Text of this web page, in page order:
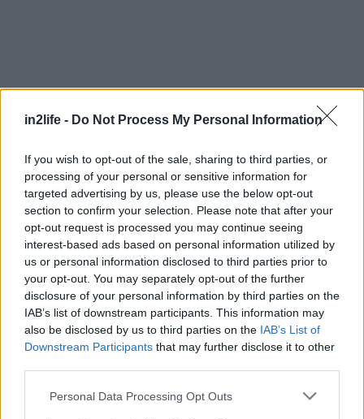
in2life - Do Not Process My Personal Information
If you wish to opt-out of the sale, sharing to third parties, or
processing of your personal or sensitive information for
targeted advertising by us, please use the below opt-out
section to confirm your selection. Please note that after your
opt-out request is processed you may continue seeing
interest-based ads based on personal information utilized by
us or personal information disclosed to third parties prior to
your opt-out. You may separately opt-out of the further
disclosure of your personal information by third parties on the
IAB’s list of downstream participants. This information may
also be disclosed by us to third parties on the IAB’s List of
Downstream Participants that may further disclose it to other
Please note that this website/app uses one or more Google
Personal Data Processing Opt Outs
Την συναυλία θα ανοίξει το εγχώριο νεοσύστατο
occult doom heavy σχήμα των Saturday Night
Satan, που βρίσκεται προ των πυλών της
κυκλοφορίας της παρθενικής δισκογραφικής του
δουλειάς, με τίτλο "All Things Black". Με
επιρροές που ποικίλουν από το traditional occult
rock κίνημα των late 60's, μέχρι την
contemporary occult metal σκηνή, με
εκπροσώπους όπως οι Witchcraft, Lucifer, Blood
Ceremony κ.α., οι SNS αποτελούν δίχως άλλο την